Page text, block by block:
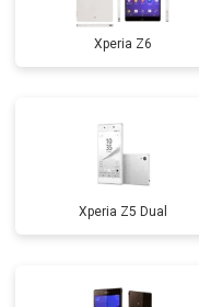
Xperia Z6
Xperia Z5 Dual